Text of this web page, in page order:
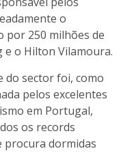
o
por 250 milhões de
e o Hilton Vilamoura.
do sector foi, como
pelos excelentes
em Portugal,
os records
dormidas